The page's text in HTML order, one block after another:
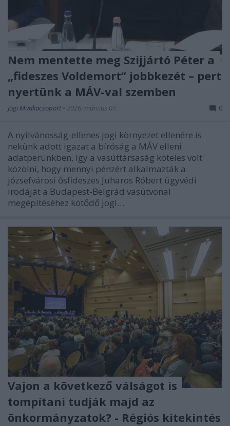
Nem mentette meg Szijjártó Péter a
„fideszes Voldemort” jobbkezét – pert
nyertünk a MÁV-val szemben
Jogi Munkacsoport • 2026. március 07. 0
A nyilvánosság-ellenes jogi környezet ellenére is
nekünk adott igazat a bíróság a MÁV elleni
adatperünkben, így a vasúttársaság köteles volt
közölni, hogy mennyi pénzért alkalmazták a
józsefvárosi ősfideszes Juharos Róbert ügyvédi
irodáját a Budapest-Belgrád vasútvonal
megépítéséhez kötődő jogi…
Vajon a következő válságot is
tompítani tudják majd az
önkormányzatok? - Régiós kitekintés